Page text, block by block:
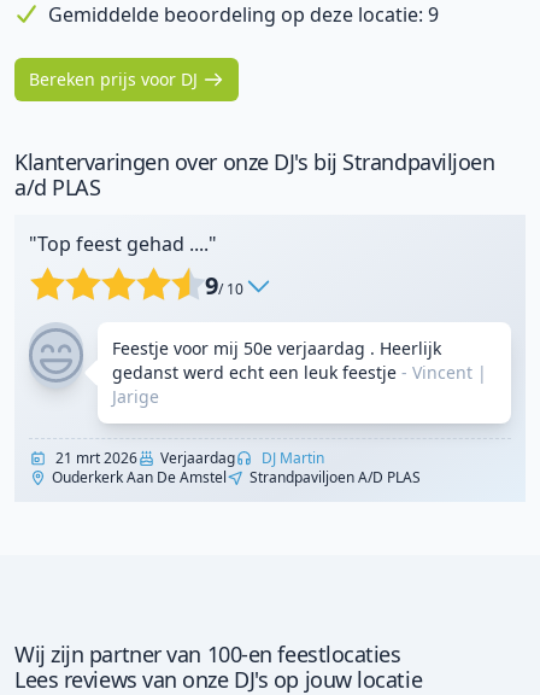
Gemiddelde beoordeling op deze locatie: 9
Bereken prijs voor DJ
Klantervaringen over onze DJ's bij Strandpaviljoen
a/d PLAS
"Top feest gehad ...."
9/ 10
Feestje voor mij 50e verjaardag . Heerlijk
gedanst werd echt een leuk feestje - Vincent |
Jarige
21 mrt 2026 Verjaardag
DJ Martin
Ouderkerk Aan De Amstel
Strandpaviljoen A/d PLAS
Wij zijn partner van 100-en feestlocaties
Lees reviews van onze DJ's op jouw locatie